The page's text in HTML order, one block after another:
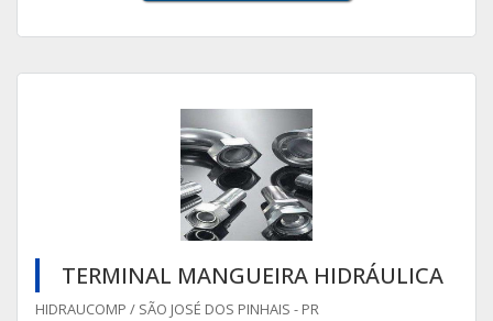
TERMINAL MANGUEIRA HIDRÁULICA
HIDRAUCOMP / SÃO JOSÉ DOS PINHAIS - PR